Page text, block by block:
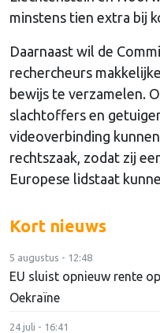
minstens tien extra bij
Daarnaast wil de
rechercheurs
bewijs te verzamelen.
slachtoffers en
videoverbinding
rechtszaak, zodat zij
Europese lidstaat
Kort nieuws
5 augustus - 12:48
EU sluist opnieuw rente
Oekraïne
24 juli - 16:41